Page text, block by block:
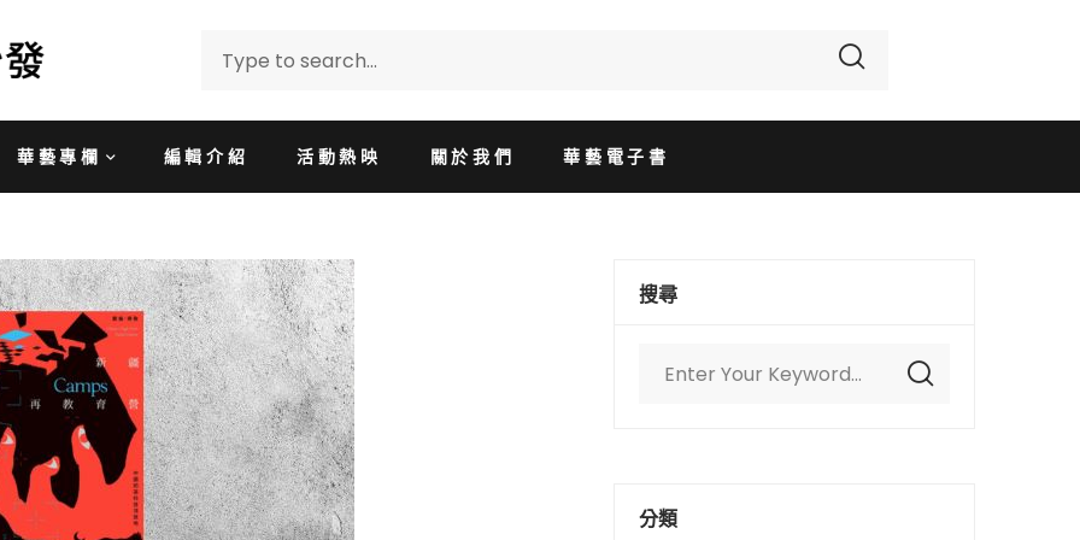
華藝專欄 編輯介紹 活動熱映 關於我們 華藝電子書
搜尋
分類